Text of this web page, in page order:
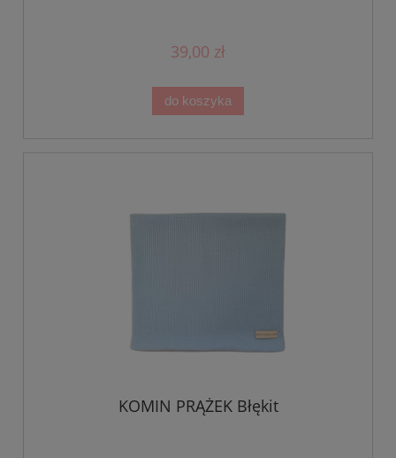
39,00 zł
do koszyka
KOMIN PRĄŻEK Błękit